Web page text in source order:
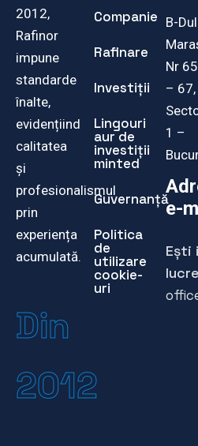
2012,
Rafinor
impune
standarde
înalte,
evidențiind
calitatea
și
profesionalismul
prin
experiența
acumulată.
Din
2012
Companie
Rafinare
Investiții
Lingouri
aur de
investiții
minted
Guvernanță
Politica
de
utilizare
cookie-
uri
B-Dul
Nr 65
– 67,
1 –
e-
Ești